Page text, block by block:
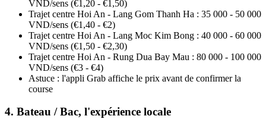
VND/sens (€1,20 - €1,50)
Trajet centre Hoi An - Lang Gom Thanh Ha : 35 000 - 50 000
VND/sens (€1,40 - €2)
Trajet centre Hoi An - Lang Moc Kim Bong : 40 000 - 60 000
VND/sens (€1,50 - €2,30)
Trajet centre Hoi An - Rung Dua Bay Mau : 80 000 - 100 000
VND/sens (€3 - €4)
Astuce : l'appli Grab affiche le prix avant de confirmer la
course
4. Bateau / Bac, l'expérience locale